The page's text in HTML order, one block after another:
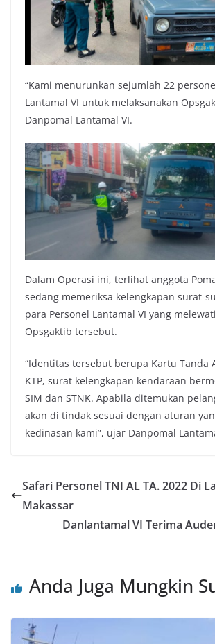
“Kami menurunkan sejumlah 22
Lantamal VI untuk melaksanakan
Danpomal Lantamal VI.
Dalam Operasi ini, terlihat anggota
sedang memeriksa kelengkapan surat-
para Personel Lantamal VI yang
Opsgaktib tersebut.
“Identitas tersebut berupa Kartu Tanda
KTP, surat kelengkapan kendaraan
SIM dan STNK. Apabila ditemukan
akan di tindak sesuai dengan aturan
kedinasan kami”, ujar Danpomal
Safari Personel TNI AL TA. 2022 Di
Makassar
Danlantamal VI Terima
Anda Juga Mungkin